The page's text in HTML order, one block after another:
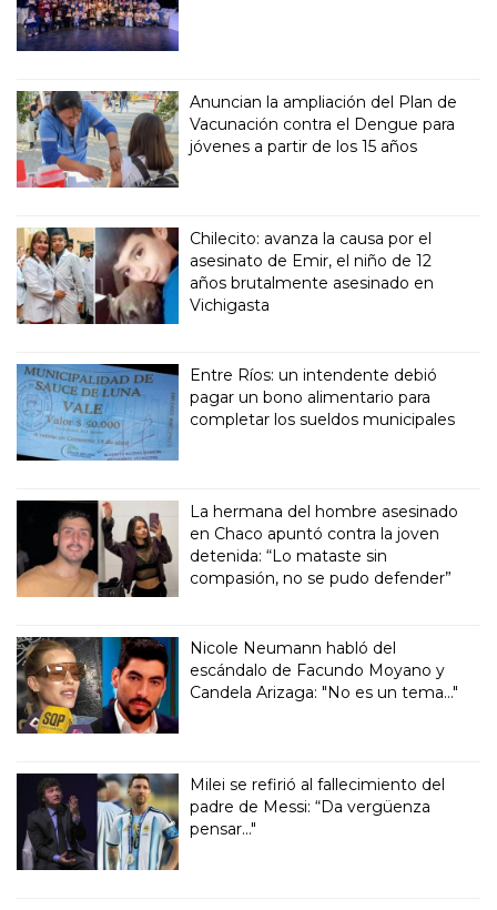
Anuncian la ampliación del Plan de
Vacunación contra el Dengue para
jóvenes a partir de los 15 años
Chilecito: avanza la causa por el
asesinato de Emir, el niño de 12
años brutalmente asesinado en
Vichigasta
Entre Ríos: un intendente debió
pagar un bono alimentario para
completar los sueldos municipales
La hermana del hombre asesinado
en Chaco apuntó contra la joven
detenida: “Lo mataste sin
compasión, no se pudo defender”
Nicole Neumann habló del
escándalo de Facundo Moyano y
Candela Arizaga: "No es un tema..."
Milei se refirió al fallecimiento del
padre de Messi: “Da vergüenza
pensar..."